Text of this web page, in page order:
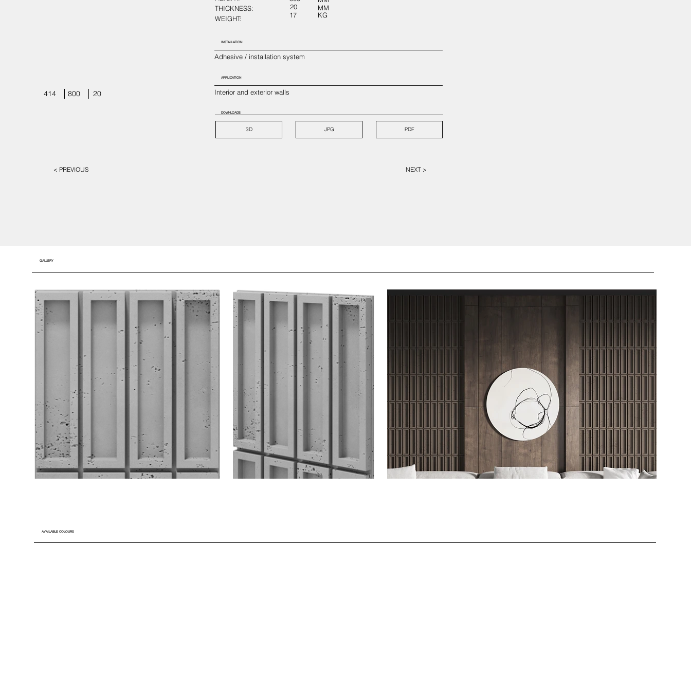
414 800 20
THICKNESS:
WEIGHT:
20
17
MM
KG
Adhesive / installation system
INSTALLATION
Interior and exterior walls
APPLICATION
DOWNLOADS
3D JPG PDF
< PREVIOUS NEXT >
GALLERY
AVAILABLE COLOURS